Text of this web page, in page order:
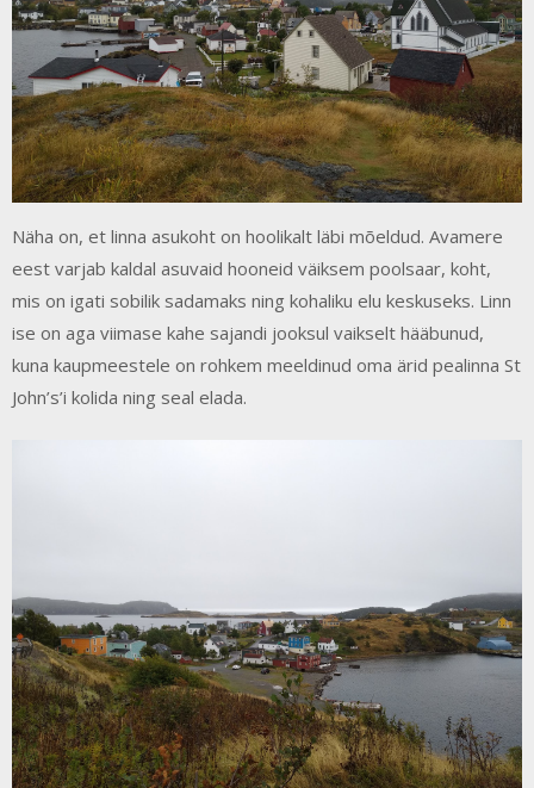
Näha on, et linna asukoht on hoolikalt läbi mõeldud. Avamere
eest varjab kaldal asuvaid hooneid väiksem poolsaar, koht,
mis on igati sobilik sadamaks ning kohaliku elu keskuseks. Linn
ise on aga viimase kahe sajandi jooksul vaikselt hääbunud,
kuna kaupmeestele on rohkem meeldinud oma ärid pealinna St
John’s’i kolida ning seal elada.